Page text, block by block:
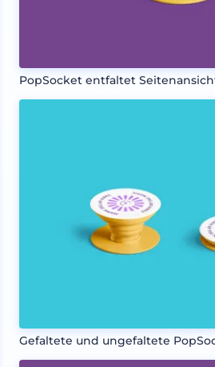
PopSocket entfaltet
Gefaltete und ungefaltete